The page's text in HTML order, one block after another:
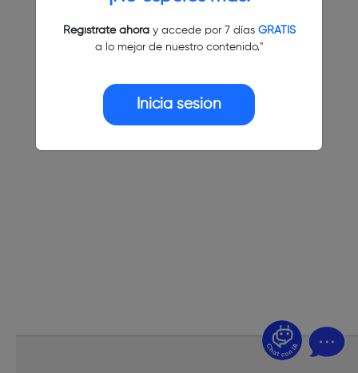
Regístrate ahoray accede por 7 días GRATIS
a lo mejor de nuestro contenido."
Inicia sesión